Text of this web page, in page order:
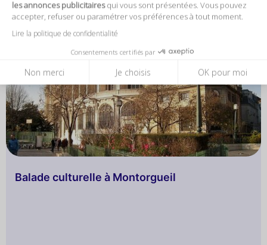
les annonces publicitairesqui vous sont présentées. Vous pouvez
accepter, refuser ou paramétrer vos préférences à tout moment.
Lire la politique de confidentialité
Consentements certifiés par
Non merci Je choisis OK pour moi
Balade culturelle à Montorgueil